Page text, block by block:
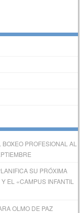
PROFESIONAL AL
SU PRÓXIMA
EL «CAMPUS INFANTIL
OLMO DE PAZ